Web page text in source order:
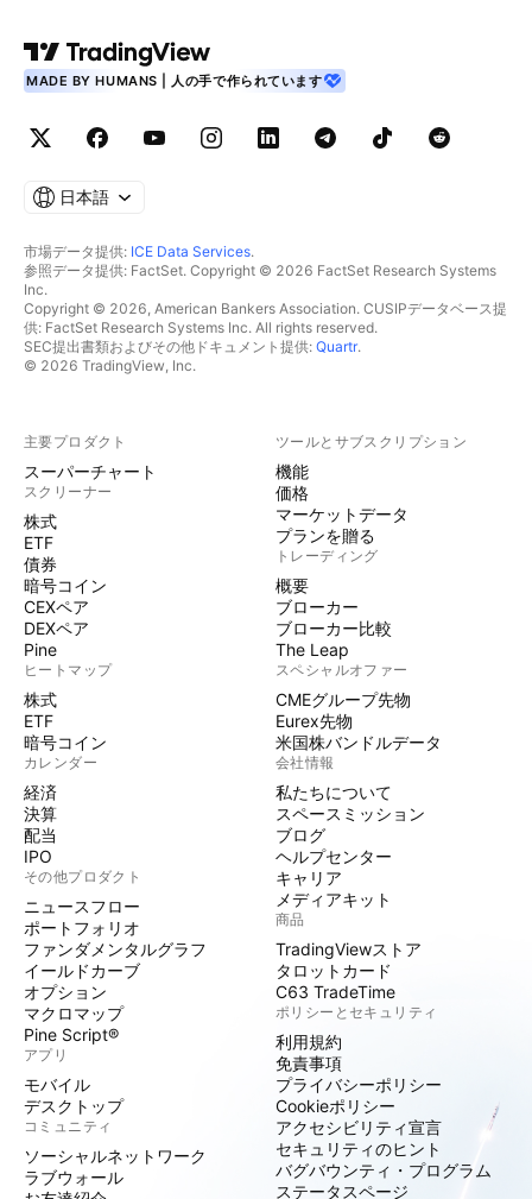
MADE BY HUMANS | 人の手で作られています
日本語
市場データ提供: ICE Data Services.
参照データ提供: FactSet. Copyright © 2026 FactSet Research Systems
Inc.
Copyright © 2026, American Bankers Association. CUSIPデータベース提
供: FactSet Research Systems Inc. All rights reserved.
SEC提出書類およびその他ドキュメント提供: Quartr.
© 2026 TradingView, Inc.
主要プロダクト
スーパーチャート
スクリーナー
株式
ETF
債券
暗号コイン
CEXペア
DEXペア
Pine
ヒートマップ
株式
ETF
暗号コイン
カレンダー
経済
決算
配当
IPO
その他プロダクト
ニュースフロー
ポートフォリオ
ファンダメンタルグラフ
イールドカーブ
オプション
マクロマップ
Pine Script®
アプリ
モバイル
デスクトップ
コミュニティ
ソーシャルネットワーク
ラブウォール
ツールとサブスクリプション
機能
価格
マーケットデータ
プランを贈る
トレーディング
概要
ブローカー
ブローカー比較
The Leap
スペシャルオファー
CMEグループ先物
Eurex先物
米国株バンドルデータ
会社情報
私たちについて
スペースミッション
ブログ
ヘルプセンター
キャリア
メディアキット
商品
TradingViewストア
タロットカード
C63 TradeTime
ポリシーとセキュリティ
利用規約
免責事項
プライバシーポリシー
Cookieポリシー
アクセシビリティ宣言
セキュリティのヒント
バグバウンティ・プログラム
ステータスページ